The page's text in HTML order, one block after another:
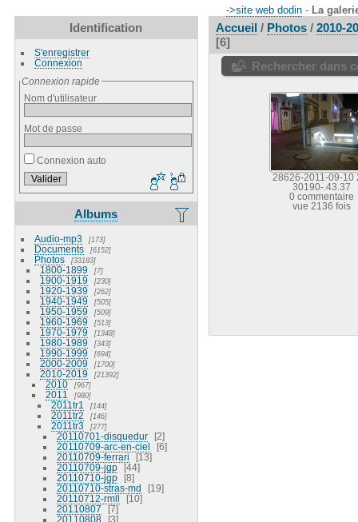
->site web dodin - La
Identification
S'enregistrer
Connexion
Connexion rapide
Nom d'utilisateur
Mot de passe
Connexion auto
Albums
Audio-mp3 173
Documents 6152
Photos 33183
1800-1899 7
1900-1919 230
1920-1939 262
1940-1949 505
1950-1959 509
1960-1969 513
1970-1979 1348
1980-1989 343
1990-1999 694
2000-2009 1700
2010-2019 21392
2010 967
2011 980
2011tr1 144
2011tr2 146
2011tr3 277
20110701-disquedur
2
20110709-arc-en-ciel
6
20110709-ferrari
13
20110709-jgp
44
20110710-jgp
8
20110710-stras-md
19
20110712-rmll
10
20110807
7
20110808
3
Accueil/ Photos/ 2010-
6
Rechercher dans
28626-2011-09-10
30190-.43.37
0 commentaire
vue 2136 fois